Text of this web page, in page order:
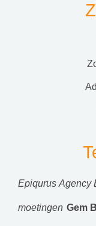
Epiqurus Agency
moetingen Gem